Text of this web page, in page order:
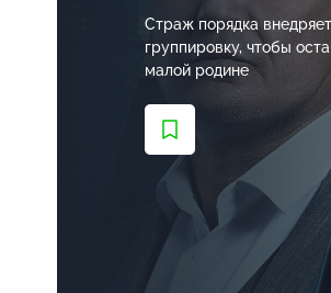
Страж порядка
группировку, чтобы
малой родине